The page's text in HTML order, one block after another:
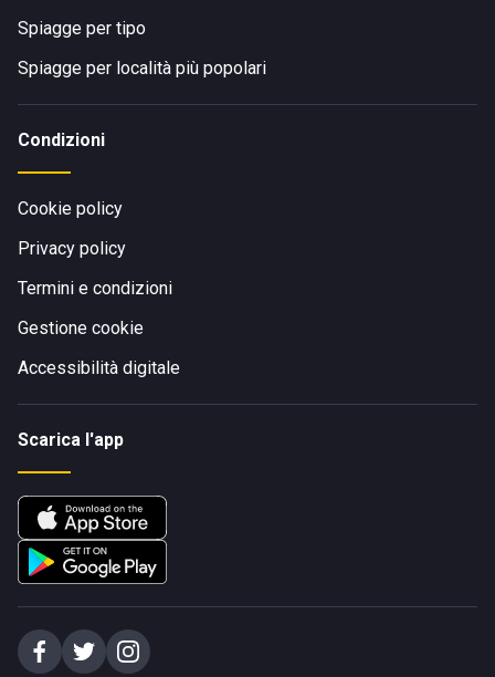
Spiagge per tipo
Spiagge per località più popolari
Condizioni
Cookie policy
Privacy policy
Termini e condizioni
Gestione cookie
Accessibilità digitale
Scarica l'app